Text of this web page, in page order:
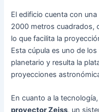
El edificio cuenta con
2000 metros cuadrados,
lo que facilita la
Esta cúpula es uno de
planetario y resulta la
proyecciones
En cuanto a la